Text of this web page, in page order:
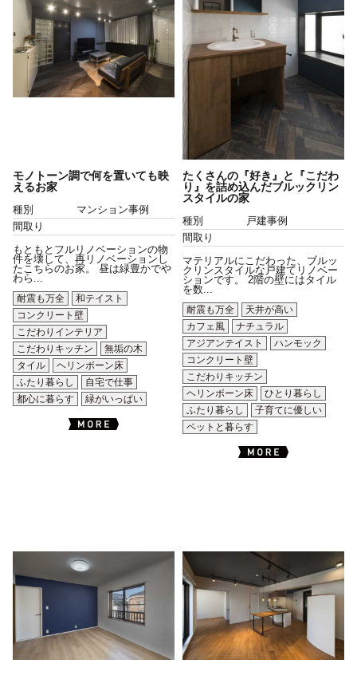
モノトーン調で何を置いても映
えるお家
種別
マンション事例
間取り
もともとフルリノベーションの物
件を壊して、再リノベーションし
たこちらのお家。 昼は緑豊かでや
わら...
耐震も万全
和テイスト
コンクリート壁
こだわりインテリア
こだわりキッチン
無垢の木
タイル
ヘリンボーン床
ふたり暮らし
自宅で仕事
都心に暮らす
緑がいっぱい
たくさんの『好き』と『こだわ
り』を詰め込んだブルックリン
スタイルの家
種別
戸建事例
間取り
マテリアルにこだわった、ブルッ
クリンスタイルな戸建てリノベー
ションです。 2階の壁にはタイル
を数...
耐震も万全
天井が高い
カフェ風
ナチュラル
アジアンテイスト
ハンモック
コンクリート壁
こだわりキッチン
ヘリンボーン床
ひとり暮らし
ふたり暮らし
子育てに優しい
ペットと暮らす